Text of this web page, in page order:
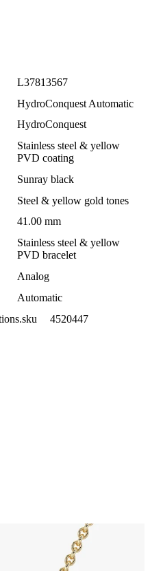
L37813567
HydroConquest Automatic
HydroConquest
Stainless steel & yellow
PVD coating
Sunray black
Steel & yellow gold tones
41.00 mm
Stainless steel & yellow
PVD bracelet
Analog
Automatic
4520447